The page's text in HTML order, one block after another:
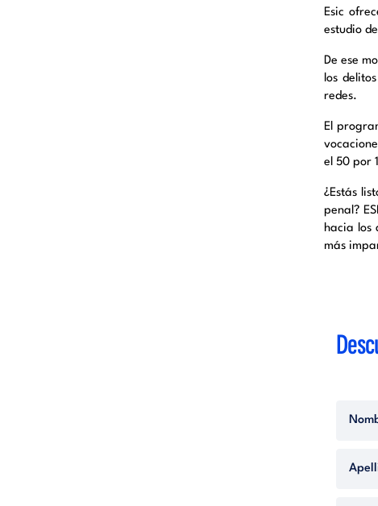
Esic
estudio
De ese
los
redes.
El
el 50 por
¿Estás
penal?
hacia los
más